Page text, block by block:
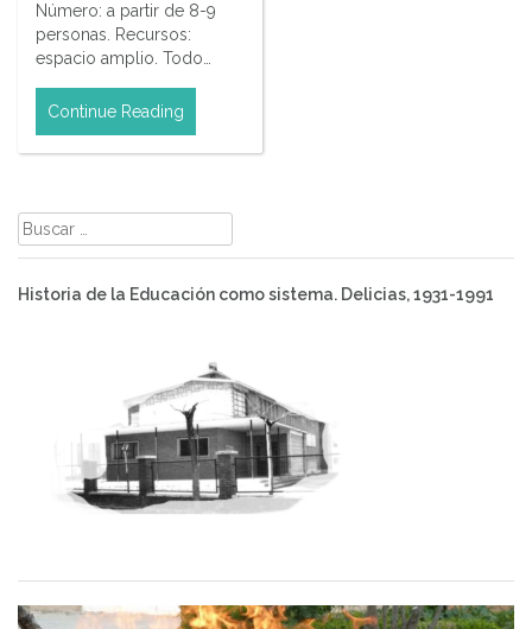
Número: a partir de 8-9
personas. Recursos:
espacio amplio. Todo…
Continue Reading
Buscar:
Historia de la Educación como sistema. Delicias, 1931-1991